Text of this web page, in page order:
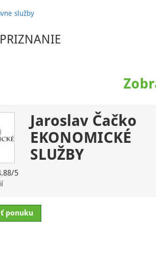
služby
Jaroslav Čačko
EKONOMICKÉ
SLUŽBY
5
ponuku